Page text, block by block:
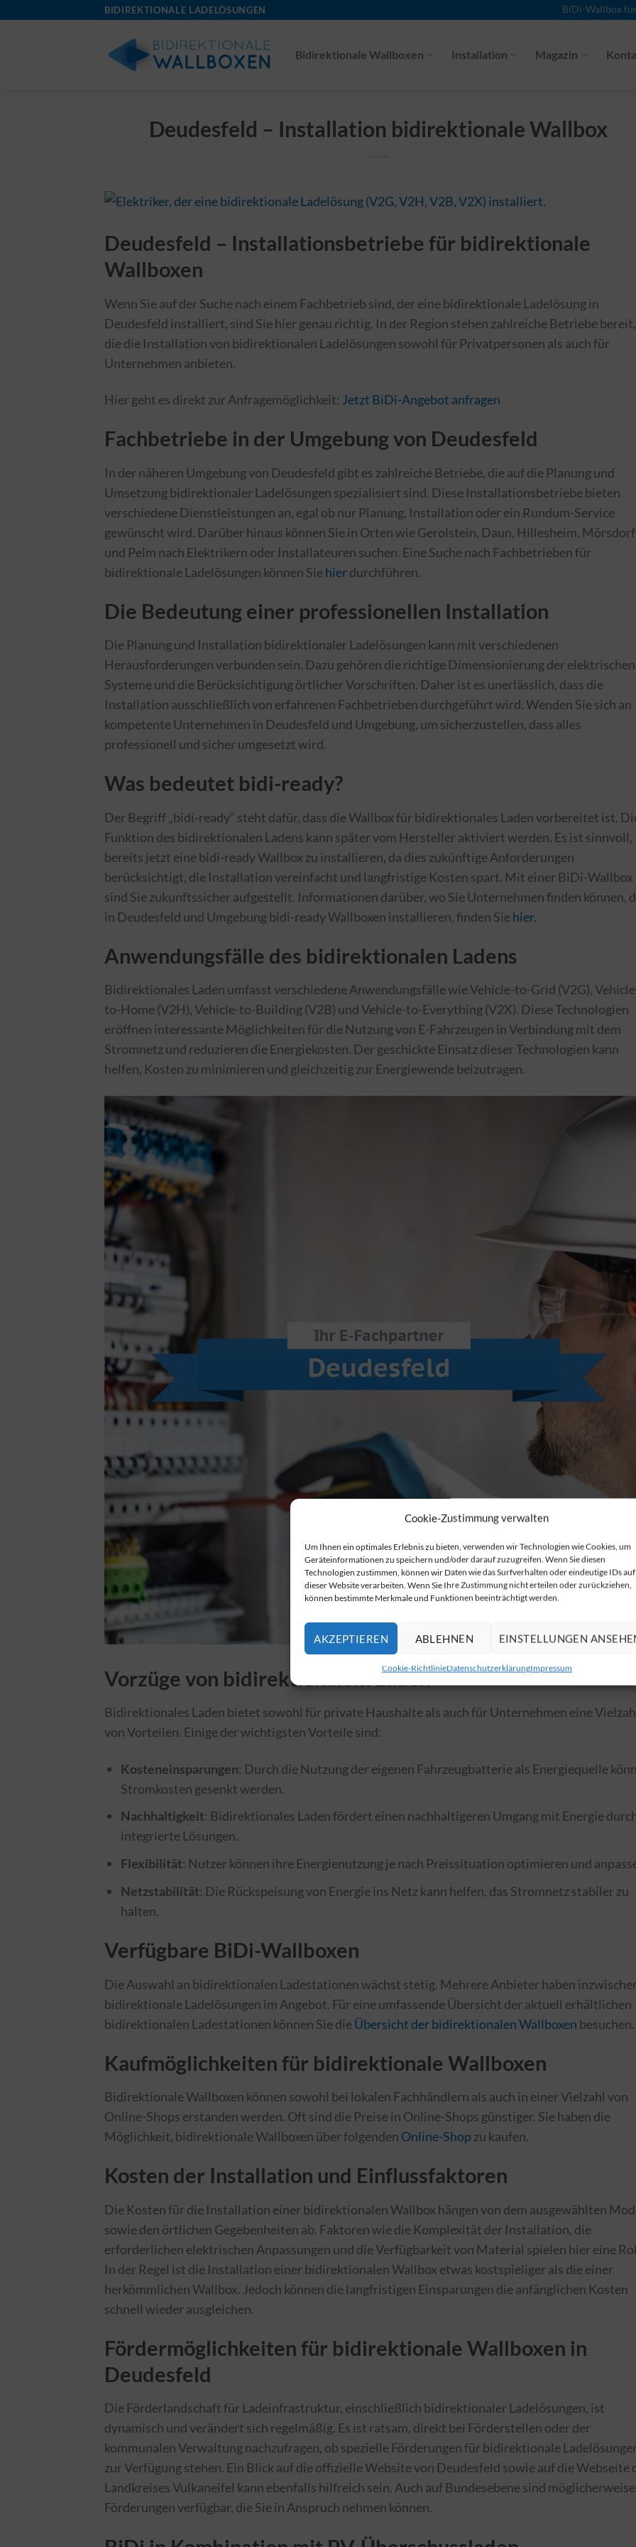
Cookie-Zustimmung verwalten
Um Ihnen ein optimales Erlebnis zu bieten, verwenden wir Technologien wie Cookies, um
Geräteinformationen zu speichern und/oder darauf zuzugreifen. Wenn Sie diesen
Technologien zustimmen, können wir Daten wie das Surfverhalten oder eindeutige IDs auf
dieser Website verarbeiten. Wenn Sie Ihre Zustimmung nicht erteilen oder zurückziehen,
können bestimmte Merkmale und Funktionen beeinträchtigt werden.
AKZEPTIEREN ABLEHNEN EINSTELLUNGEN
Cookie-RichtlinieDatenschutzerklärungImpressum
BIDIREKTIONALE LADELÖSUNGEN BiDi-Wallbox
Bidirektionale Wallboxen Installation Magazin
Deudesfeld – Installation bidirektionale Wallbox
Deudesfeld – Installationsbetriebe für bidirektionale
Wallboxen
Wenn Sie auf der Suche nach einem Fachbetrieb sind, der eine bidirektionale Ladelösung in
Deudesfeld installiert, sind Sie hier genau richtig. In der Region stehen zahlreiche Betriebe bereit,
die die Installation von bidirektionalen Ladelösungen sowohl für Privatpersonen als auch für
Unternehmen anbieten.
Hier geht es direkt zur Anfragemöglichkeit: Jetzt BiDi-Angebot anfragen
Fachbetriebe in der Umgebung von Deudesfeld
In der näheren Umgebung von Deudesfeld gibt es zahlreiche Betriebe, die auf die Planung und
Umsetzung bidirektionaler Ladelösungen spezialisiert sind. Diese Installationsbetriebe bieten
verschiedene Dienstleistungen an, egal ob nur Planung, Installation oder ein Rundum-Service
gewünscht wird. Darüber hinaus können Sie in Orten wie Gerolstein, Daun, Hillesheim, Mörsdorf
und Pelm nach Elektrikern oder Installateuren suchen. Eine Suche nach Fachbetrieben für
bidirektionale Ladelösungen können Siehierdurchführen.
Die Bedeutung einer professionellen Installation
Die Planung und Installation bidirektionaler Ladelösungen kann mit verschiedenen
Herausforderungen verbunden sein. Dazu gehören die richtige Dimensionierung der elektrischen
Systeme und die Berücksichtigung örtlicher Vorschriften. Daher ist es unerlässlich, dass die
Installation ausschließlich von erfahrenen Fachbetrieben durchgeführt wird. Wenden Sie sich an
kompetente Unternehmen in Deudesfeld und Umgebung, um sicherzustellen, dass alles
professionell und sicher umgesetzt wird.
Was bedeutet bidi-ready?
Der Begriff „bidi-ready“ steht dafür, dass die Wallbox für bidirektionales Laden vorbereitet ist.
Funktion des bidirektionalen Ladens kann später vom Hersteller aktiviert werden. Es ist sinnvoll,
bereits jetzt eine bidi-ready Wallbox zu installieren, da dies zukünftige Anforderungen
berücksichtigt, die Installation vereinfacht und langfristige Kosten spart. Mit einer BiDi-Wallbox
sind Sie zukunftssicher aufgestellt. Informationen darüber, wo Sie Unternehmen finden können,
in Deudesfeld und Umgebung bidi-ready Wallboxen installieren, finden Siehier.
Anwendungsfälle des bidirektionalen Ladens
Bidirektionales Laden umfasst verschiedene Anwendungsfälle wie Vehicle-to-Grid (V2G),
to-Home (V2H), Vehicle-to-Building (V2B) und Vehicle-to-Everything (V2X). Diese Technologien
eröffnen interessante Möglichkeiten für die Nutzung von E-Fahrzeugen in Verbindung mit dem
Stromnetz und reduzieren die Energiekosten. Der geschickte Einsatz dieser Technologien kann
helfen, Kosten zu minimieren und gleichzeitig zur Energiewende beizutragen.
Vorzüge von bidirektionalem Laden
Bidirektionales Laden bietet sowohl für private Haushalte als auch für Unternehmen eine
von Vorteilen. Einige der wichtigsten Vorteile sind:
Kosteneinsparungen: Durch die Nutzung der eigenen Fahrzeugbatterie als Energiequelle
Stromkosten gesenkt werden.
Nachhaltigkeit: Bidirektionales Laden fördert einen nachhaltigeren Umgang mit Energie
integrierte Lösungen.
Flexibilität: Nutzer können ihre Energienutzung je nach Preissituation optimieren und
Netzstabilität: Die Rückspeisung von Energie ins Netz kann helfen, das Stromnetz stabiler zu
halten.
Verfügbare BiDi-Wallboxen
Die Auswahl an bidirektionalen Ladestationen wächst stetig. Mehrere Anbieter haben
bidirektionale Ladelösungen im Angebot. Für eine umfassende Übersicht der aktuell erhältlichen
bidirektionalen Ladestationen können Sie dieÜbersicht der bidirektionalen Wallboxen besuchen.
Kaufmöglichkeiten für bidirektionale Wallboxen
Bidirektionale Wallboxen können sowohl bei lokalen Fachhändlern als auch in einer Vielzahl von
Online-Shops erstanden werden. Oft sind die Preise in Online-Shops günstiger. Sie haben die
Möglichkeit, bidirektionale Wallboxen über folgenden Online-Shopzu kaufen.
Kosten der Installation und Einflussfaktoren
Die Kosten für die Installation einer bidirektionalen Wallbox hängen von dem ausgewählten
sowie den örtlichen Gegebenheiten ab. Faktoren wie die Komplexität der Installation, die
erforderlichen elektrischen Anpassungen und die Verfügbarkeit von Material spielen hier eine
In der Regel ist die Installation einer bidirektionalen Wallbox etwas kostspieliger als die einer
herkömmlichen Wallbox. Jedoch können die langfristigen Einsparungen die anfänglichen Kosten
schnell wieder ausgleichen.
Fördermöglichkeiten für bidirektionale Wallboxen in
Deudesfeld
Die Förderlandschaft für Ladeinfrastruktur, einschließlich bidirektionaler Ladelösungen, ist
dynamisch und verändert sich regelmäßig. Es ist ratsam, direkt bei Förderstellen oder der
kommunalen Verwaltung nachzufragen, ob spezielle Förderungen für bidirektionale
zur Verfügung stehen. Ein Blick auf die offizielle Website von Deudesfeld sowie auf die Webseite
Landkreises Vulkaneifel kann ebenfalls hilfreich sein. Auch auf Bundesebene sind möglicherweise
Förderungen verfügbar, die Sie in Anspruch nehmen können.